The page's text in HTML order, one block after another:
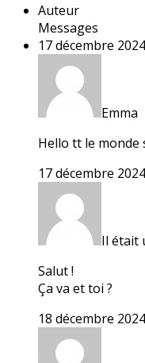
Auteur
Messages
17 décembre
Emma
Hello tt le monde
17 décembre
Il était
Salut !
Ça va et toi ?
18 décembre